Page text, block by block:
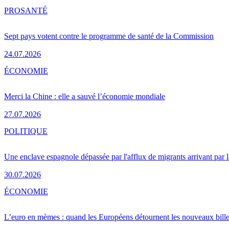
Sept pays votent contre le programme de santé de la Commission
24.07.2026
PROSANTÉ
Merci la Chine : elle a sauvé l’économie mondiale
27.07.2026
ÉCONOMIE
Une enclave espagnole dépassée par l'afflux de migrants arrivant par
30.07.2026
POLITIQUE
L’euro en mèmes : quand les Européens détournent les nouveaux
ÉCONOMIE